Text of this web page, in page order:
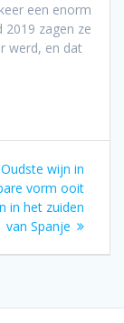
een enorm
2019 zagen ze
werd, en dat
Volgend
bericht:
Oudste wijn in
vorm ooit
in het zuiden
van Spanje